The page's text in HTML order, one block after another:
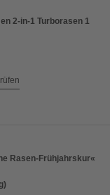
2-in-1 Turborasen 1
Rasen-Frühjahrskur«